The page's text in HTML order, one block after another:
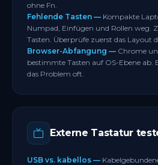
ohne Fn.
Fehlende Tasten — Kompakte
Numpad, Einfügen und Rollen weg.
Tasten. Überprüfe zuerst das Layout
Browser-Abfangung — Chrome
bestimmte Tasten auf OS-Ebene ab.
das Problem oft.
Externe Tastatur
USB vs. kabellos —